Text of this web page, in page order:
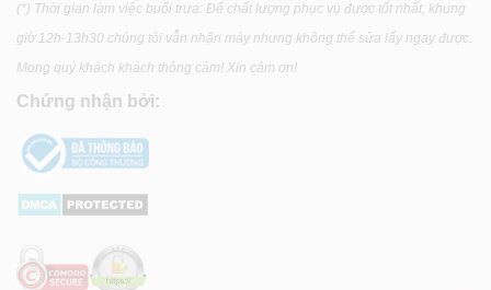
(*) Thời gian làm việc buổi trưa: Để chất lượng phục vụ được tốt nhất, khung
giờ 12h-13h30 chúng tôi vẫn nhận máy nhưng không thể sửa lấy ngay được.
Mong quý khách khách thông cảm! Xin cảm ơn!
Chứng nhận bởi: